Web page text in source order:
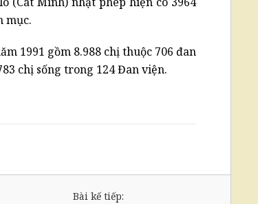
mục.
1991 gồm 8.988 chị thuộc 706 đan
chị sống trong 124 Đan viện.
Bài kế tiếp: